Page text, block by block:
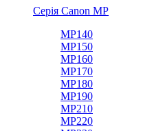
Серія Canon MP
MP140
MP150
MP160
MP170
MP180
MP190
MP210
MP220